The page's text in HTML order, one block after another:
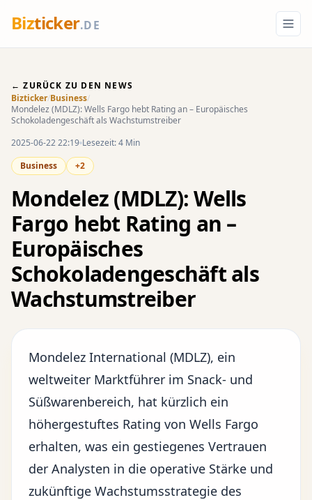
Bizticker.DE
← ZURÜCK ZU DEN NEWS
Bizticker/Business/
Mondelez (MDLZ): Wells Fargo hebt Rating an – Europäisches
Schokoladengeschäft als Wachstumstreiber
2025-06-22 22:19 Lesezeit: 4 Min
Business
+2
Mondelez (MDLZ): Wells
Fargo hebt Rating an –
Europäisches
Schokoladengeschäft als
Wachstumstreiber
Mondelez International (MDLZ), ein
weltweiter Marktführer im Snack- und
Süßwarenbereich, hat kürzlich ein
höhergestuftes Rating von Wells Fargo
erhalten, was ein gestiegenes Vertrauen
der Analysten in die operative Stärke und
zukünftige Wachstumsstrategie des